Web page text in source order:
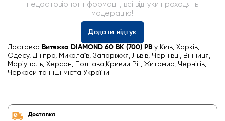
недостовірної інформації, всі відгуки проходять
модерацію!
Додати відгук
Доставка Витяжка DIAMOND 60 BK (700) PB у Київ, Харків,
Одесу, Дніпро, Миколаїв, Запоріжжя, Львів, Чернівці, Вінниця,
Маріуполь, Херсон, Полтава,Кривий Ріг, Житомир, Чернігів,
Черкаси та інші міста України
Доставка